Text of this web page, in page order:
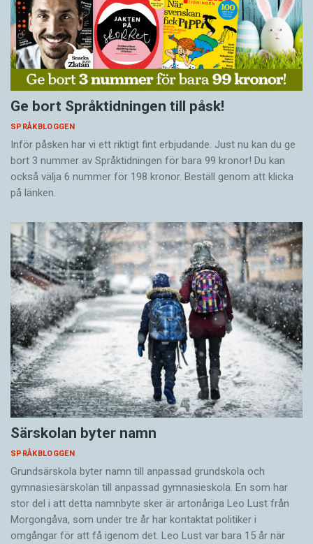
Ge bort Språktidningen till påsk!
SPRÅKBLOGGEN
Inför påsken har vi ett riktigt fint erbjudande. Just nu kan du ge
bort 3 nummer av Språktidningen för bara 99 kronor! Du kan
också välja 6 nummer för 198 kronor. Beställ genom att klicka
på länken.
Särskolan byter namn
SPRÅKBLOGGEN
Grundsärskola byter namn till anpassad grundskola och
gymnasiesärskolan till anpassad gymnasieskola. En som har
stor del i att detta namnbyte sker är artonåriga Leo Lust från
Morgongåva, som under tre år har kontaktat politiker i
omgångar för att få igenom det. Leo Lust var bara 15 år när